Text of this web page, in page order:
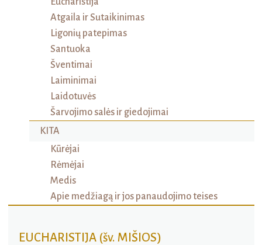
Atgaila ir Sutaikinimas
Ligonių patepimas
Santuoka
Šventimai
Laiminimai
Laidotuvės
Šarvojimo salės ir giedojimai
KITA
Kūrėjai
Rėmėjai
Medis
Apie medžiagą ir jos panaudojimo teises
EUCHARISTIJA (šv. MIŠIOS)